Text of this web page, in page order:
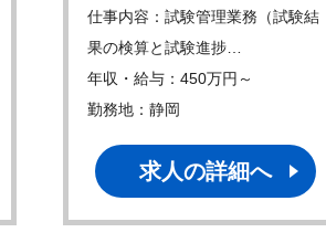
仕事内容：試験管理業務（試験結
果の検算と試験進捗…
年収・給与：450万円～
勤務地：静岡
求人の詳細へ